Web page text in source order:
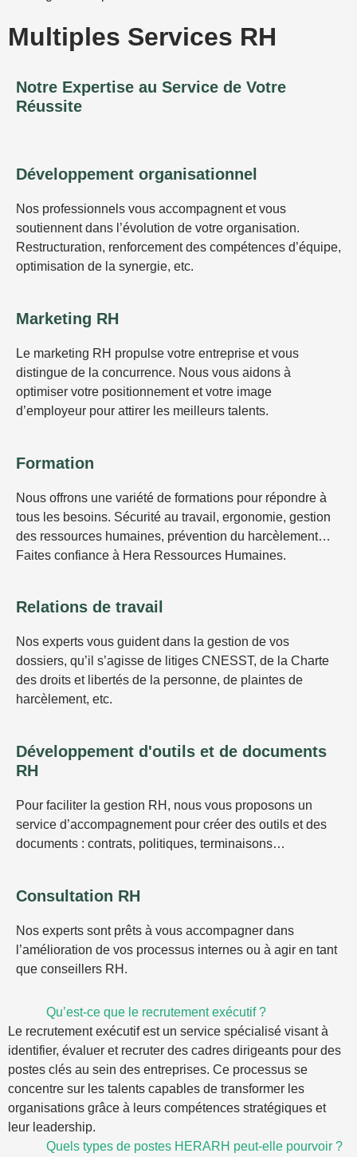
Multiples Services RH
Notre Expertise au Service de Votre
Réussite
Développement organisationnel
Nos professionnels vous accompagnent et vous
soutiennent dans l’évolution de votre organisation.
Restructuration, renforcement des compétences d’équipe,
optimisation de la synergie, etc.
Marketing RH
Le marketing RH propulse votre entreprise et vous
distingue de la concurrence. Nous vous aidons à
optimiser votre positionnement et votre image
d’employeur pour attirer les meilleurs talents.
Formation
Nous offrons une variété de formations pour répondre à
tous les besoins. Sécurité au travail, ergonomie, gestion
des ressources humaines, prévention du harcèlement…
Faites confiance à Hera Ressources Humaines.
Relations de travail
Nos experts vous guident dans la gestion de vos
dossiers, qu’il s’agisse de litiges CNESST, de la Charte
des droits et libertés de la personne, de plaintes de
harcèlement, etc.
Développement d'outils et de documents
RH
Pour faciliter la gestion RH, nous vous proposons un
service d’accompagnement pour créer des outils et des
documents : contrats, politiques, terminaisons…
Consultation RH
Nos experts sont prêts à vous accompagner dans
l’amélioration de vos processus internes ou à agir en tant
que conseillers RH.
Qu’est-ce que le recrutement exécutif ?
Le recrutement exécutif est un service spécialisé visant à
identifier, évaluer et recruter des cadres dirigeants pour des
postes clés au sein des entreprises. Ce processus se
concentre sur les talents capables de transformer les
organisations grâce à leurs compétences stratégiques et
leur leadership.
Quels types de postes HERARH peut-elle pourvoir ?